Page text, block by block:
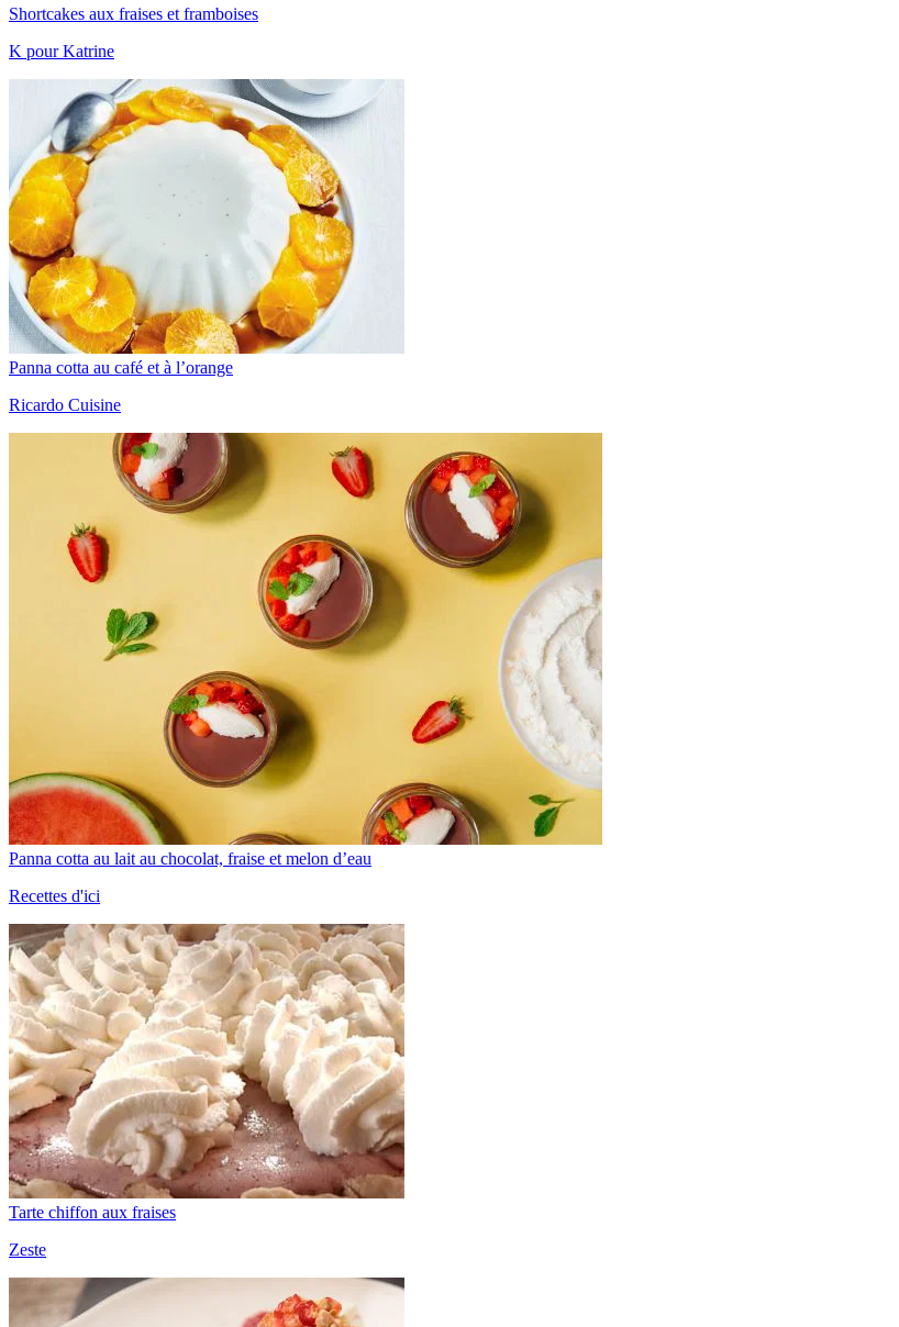
Shortcakes aux fraises et framboises
K pour Katrine
Panna cotta au café et à l’orange
Ricardo Cuisine
Panna cotta au lait au chocolat, fraise et melon d’eau
Recettes d'ici
Tarte chiffon aux fraises
Zeste